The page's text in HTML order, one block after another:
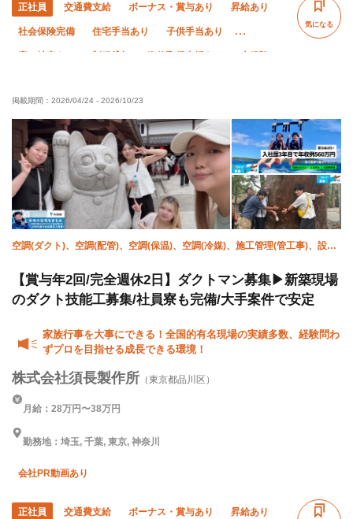
正社員 交通費支給 ボーナス・賞与あり 昇給あり
社会保険完備 住宅手当あり 子供手当あり
寮・社宅あり 制服貸与 資格取得支援あり 未経験OK
年末年始休暇 土日休み
気になる
掲載期間： 2026/04/24 - 2026/10/23
空調(ダクト)、空調(配管)、空調(保温)、空調(冷媒)、施工管理(管工事)、設備/
【賞与年2回/完全週休2日】ダクトマン募集▶新築現場
のダクト技能工募集/社員寮も完備/大手案件で安定
家族行事を大事にできる！全国的有名現場の実績多数、経験問わ
ずプロを目指せる成長できる環境！
株式会社須長製作所 （東京都品川区）
月給：28万円〜38万円
勤務地：埼玉, 千葉, 東京, 神奈川
会社PR動画あり
正社員 交通費支給 ボーナス・賞与あり 昇給あり